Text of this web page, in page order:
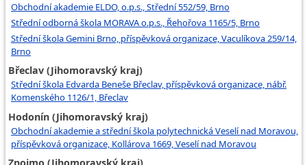
Obchodní akademie ELDO, o.p.s., Střední 552/59, Brno
Střední odborná škola MORAVA o.p.s., Řehořova 1165/5, Brno
Střední škola Gemini Brno, příspěvková organizace, Vaculíkova 259/14,
Brno
Břeclav (Jihomoravský kraj)
Střední škola Edvarda Beneše Břeclav, příspěvková organizace, nábř.
Komenského 1126/1, Břeclav
Hodonín (Jihomoravský kraj)
Obchodní akademie a střední škola polytechnická Veselí nad Moravou,
příspěvková organizace, Kollárova 1669, Veselí nad Moravou